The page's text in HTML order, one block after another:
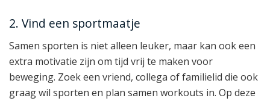
2. Vind een sportmaatje
Samen sporten is niet alleen leuker, maar kan ook een
extra motivatie zijn om tijd vrij te maken voor
beweging. Zoek een vriend, collega of familielid die ook
graag wil sporten en plan samen workouts in. Op deze